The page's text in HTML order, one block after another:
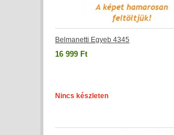
Belmanetti Egyeb 4345
16 999 Ft
Nincs készleten